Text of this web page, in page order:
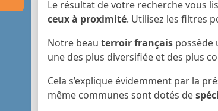
Le résultat de votre recherche vous
ceux à proximité. Utilisez les filtres
Notre beau terroir français possède
une des plus diversifiée et des plus
Cela s’explique évidemment par la
même communes sont dotés de